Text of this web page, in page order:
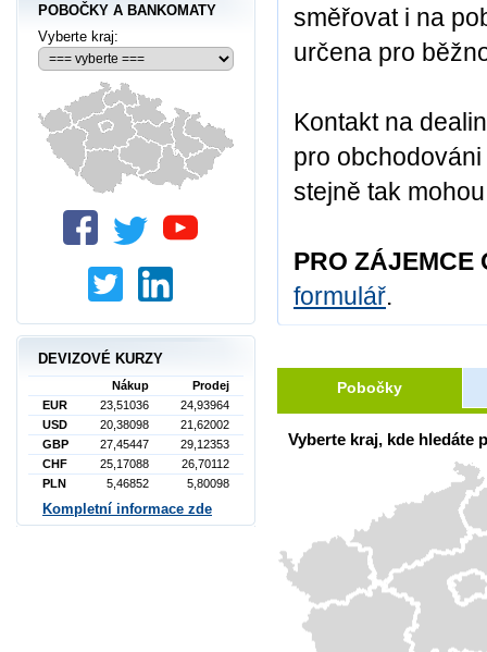
směřovat i na
určena pro
Kontakt na
pro
stejně tak
PRO ZÁJEMCE
formulář.
Pobočky
Vyberte kraj, kde hledáte
POBOČKY A BANKOMATY
Vyberte kraj:
DEVIZOVÉ KURZY
Nákup
Prodej
EUR
23,51036
24,93964
USD
20,38098
21,62002
GBP
27,45447
29,12353
CHF
25,17088
26,70112
PLN
5,46852 5,80098
Kompletní informace zde